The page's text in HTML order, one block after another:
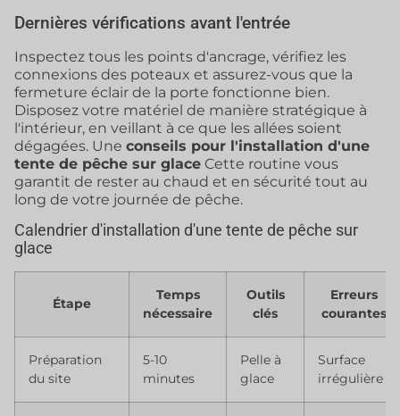
Dernières vérifications avant l'entrée
Inspectez tous les points d'ancrage, vérifiez les
connexions des poteaux et assurez-vous que la
fermeture éclair de la porte fonctionne bien.
Disposez votre matériel de manière stratégique à
l'intérieur, en veillant à ce que les allées soient
dégagées. Une conseils pour l'installation d'une
tente de pêche sur glace Cette routine vous
garantit de rester au chaud et en sécurité tout au
long de votre journée de pêche.
Calendrier d'installation d'une tente de pêche sur
glace
Étape
Temps
nécessaire
Outils
clés
Erreurs
courantes
Préparation
du site
5-10
minutes
Pelle à
glace
Surface
irrégulière